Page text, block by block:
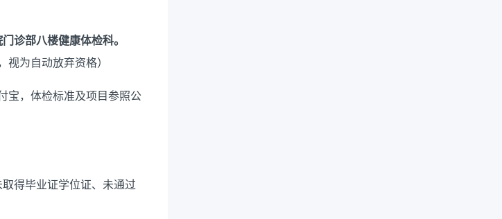
诊部八楼健康体检科。
视为自动放弃资格）
宝，体检标准及项目参照公
得毕业证学位证、未通过